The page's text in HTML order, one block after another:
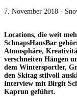
7. November 2018 -
Locations, die weit
SchnapsHansBar
Atmosphäre,
verschneiten Hängen
dem Wintersportler,
den Skitag stilvoll
Interview mit Birgit
Kaprun geführt.